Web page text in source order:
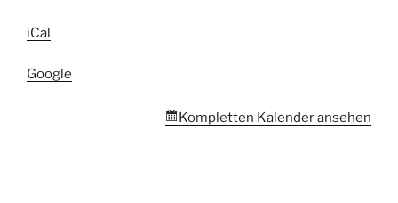
iCal
Google
Kompletten Kalender ansehen